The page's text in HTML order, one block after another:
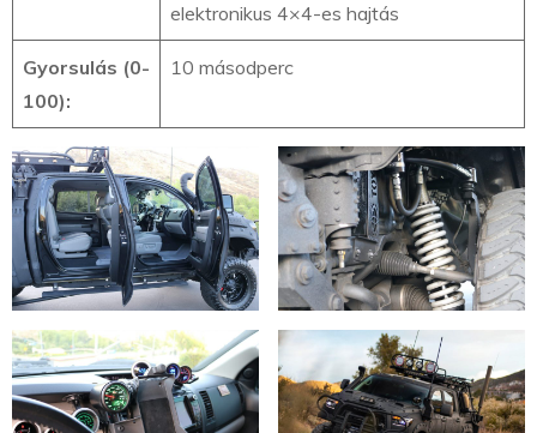
elektronikus 4×4-es hajtás
Gyorsulás (0-
100):
10 másodperc